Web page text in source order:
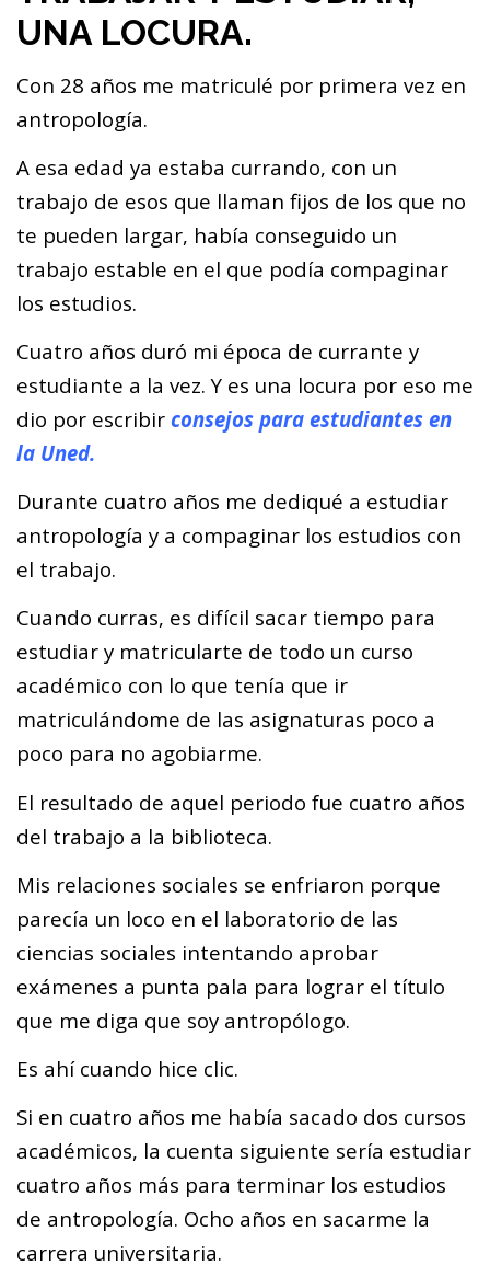
UNA LOCURA.
Con 28 años me matriculé por primera vez en
antropología.
A esa edad ya estaba currando, con un
trabajo de esos que llaman fijos de los que no
te pueden largar, había conseguido un
trabajo estable en el que podía compaginar
los estudios.
Cuatro años duró mi época de currante y
estudiante a la vez. Y es una locura por eso me
dio por escribir consejos para estudiantes en
la Uned.
Durante cuatro años me dediqué a estudiar
antropología y a compaginar los estudios con
el trabajo.
Cuando curras, es difícil sacar tiempo para
estudiar y matricularte de todo un curso
académico con lo que tenía que ir
matriculándome de las asignaturas poco a
poco para no agobiarme.
El resultado de aquel periodo fue cuatro años
del trabajo a la biblioteca.
Mis relaciones sociales se enfriaron porque
parecía un loco en el laboratorio de las
ciencias sociales intentando aprobar
exámenes a punta pala para lograr el título
que me diga que soy antropólogo.
Es ahí cuando hice clic.
Si en cuatro años me había sacado dos cursos
académicos, la cuenta siguiente sería estudiar
cuatro años más para terminar los estudios
de antropología. Ocho años en sacarme la
carrera universitaria.